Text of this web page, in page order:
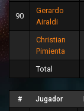
90
Gerardo
Airaldi
Christian
Pimienta
Total
# Jugador